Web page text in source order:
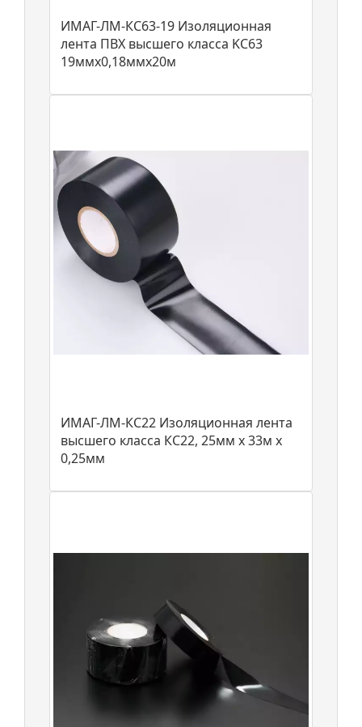
ИМАГ-ЛМ-КС63-19 Изоляционная
лента ПВХ высшего класса KC63
19ммх0,18ммх20м
ИМАГ-ЛМ-КС22 Изоляционная лента
высшего класса КС22, 25мм х 33м х
0,25мм